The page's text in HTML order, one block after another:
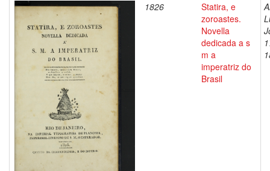
1826
Statira, e
zoroastes.
Novella
dedicada a s
m a
imperatriz do
Brasil